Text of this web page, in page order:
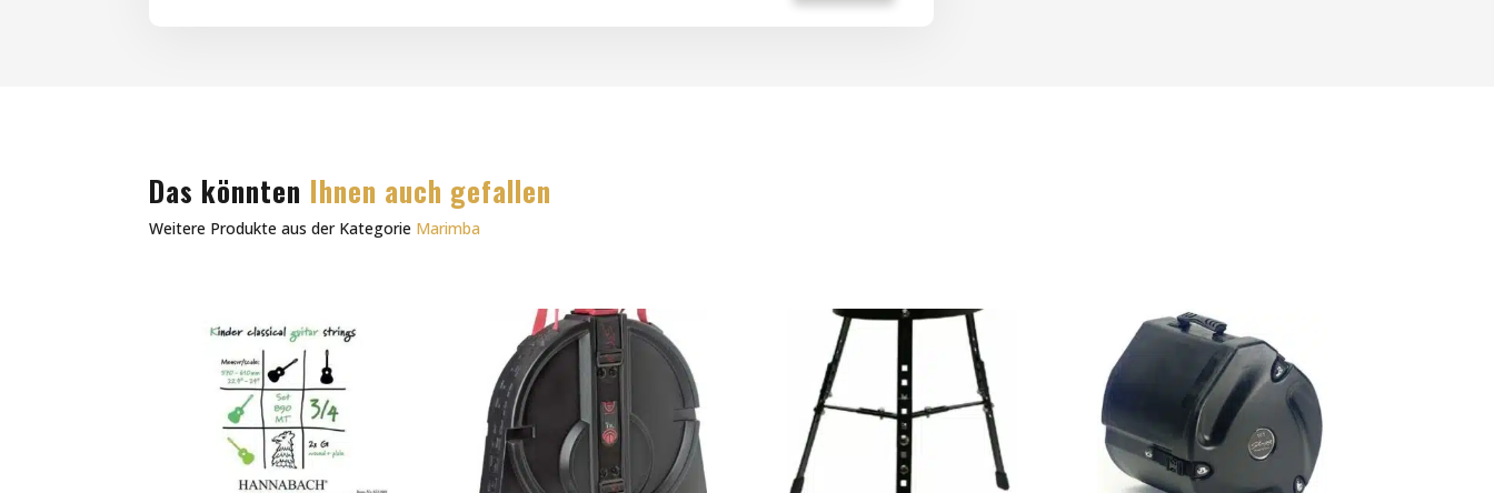
Das könnten Ihnen auch gefallen
Weitere Produkte aus der Kategorie Marimba